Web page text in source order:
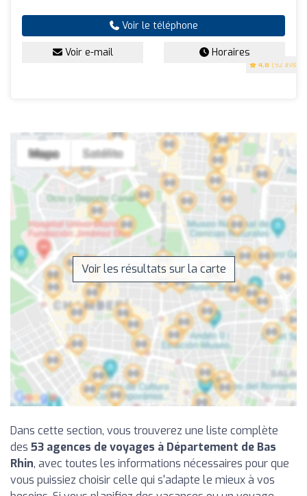
4.8 (92 avis)
Voir le téléphone
Voir e-mail Horaires
Voir les résultats sur la carte
Dans cette section, vous trouverez une liste complète
des 53 agences de voyages à Département de Bas
Rhin, avec toutes les informations nécessaires pour que
vous puissiez choisir celle qui s'adapte le mieux à vos